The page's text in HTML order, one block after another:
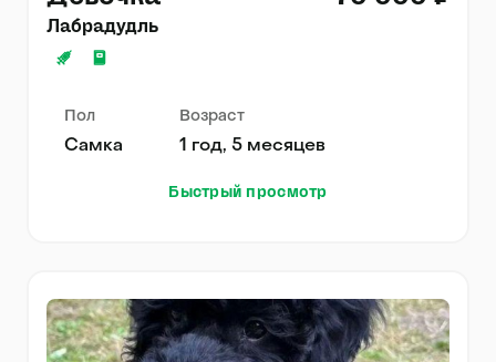
Лабрадудль
Пол
Самка
Возраст
1 год, 5 месяцев
Быстрый просмотр